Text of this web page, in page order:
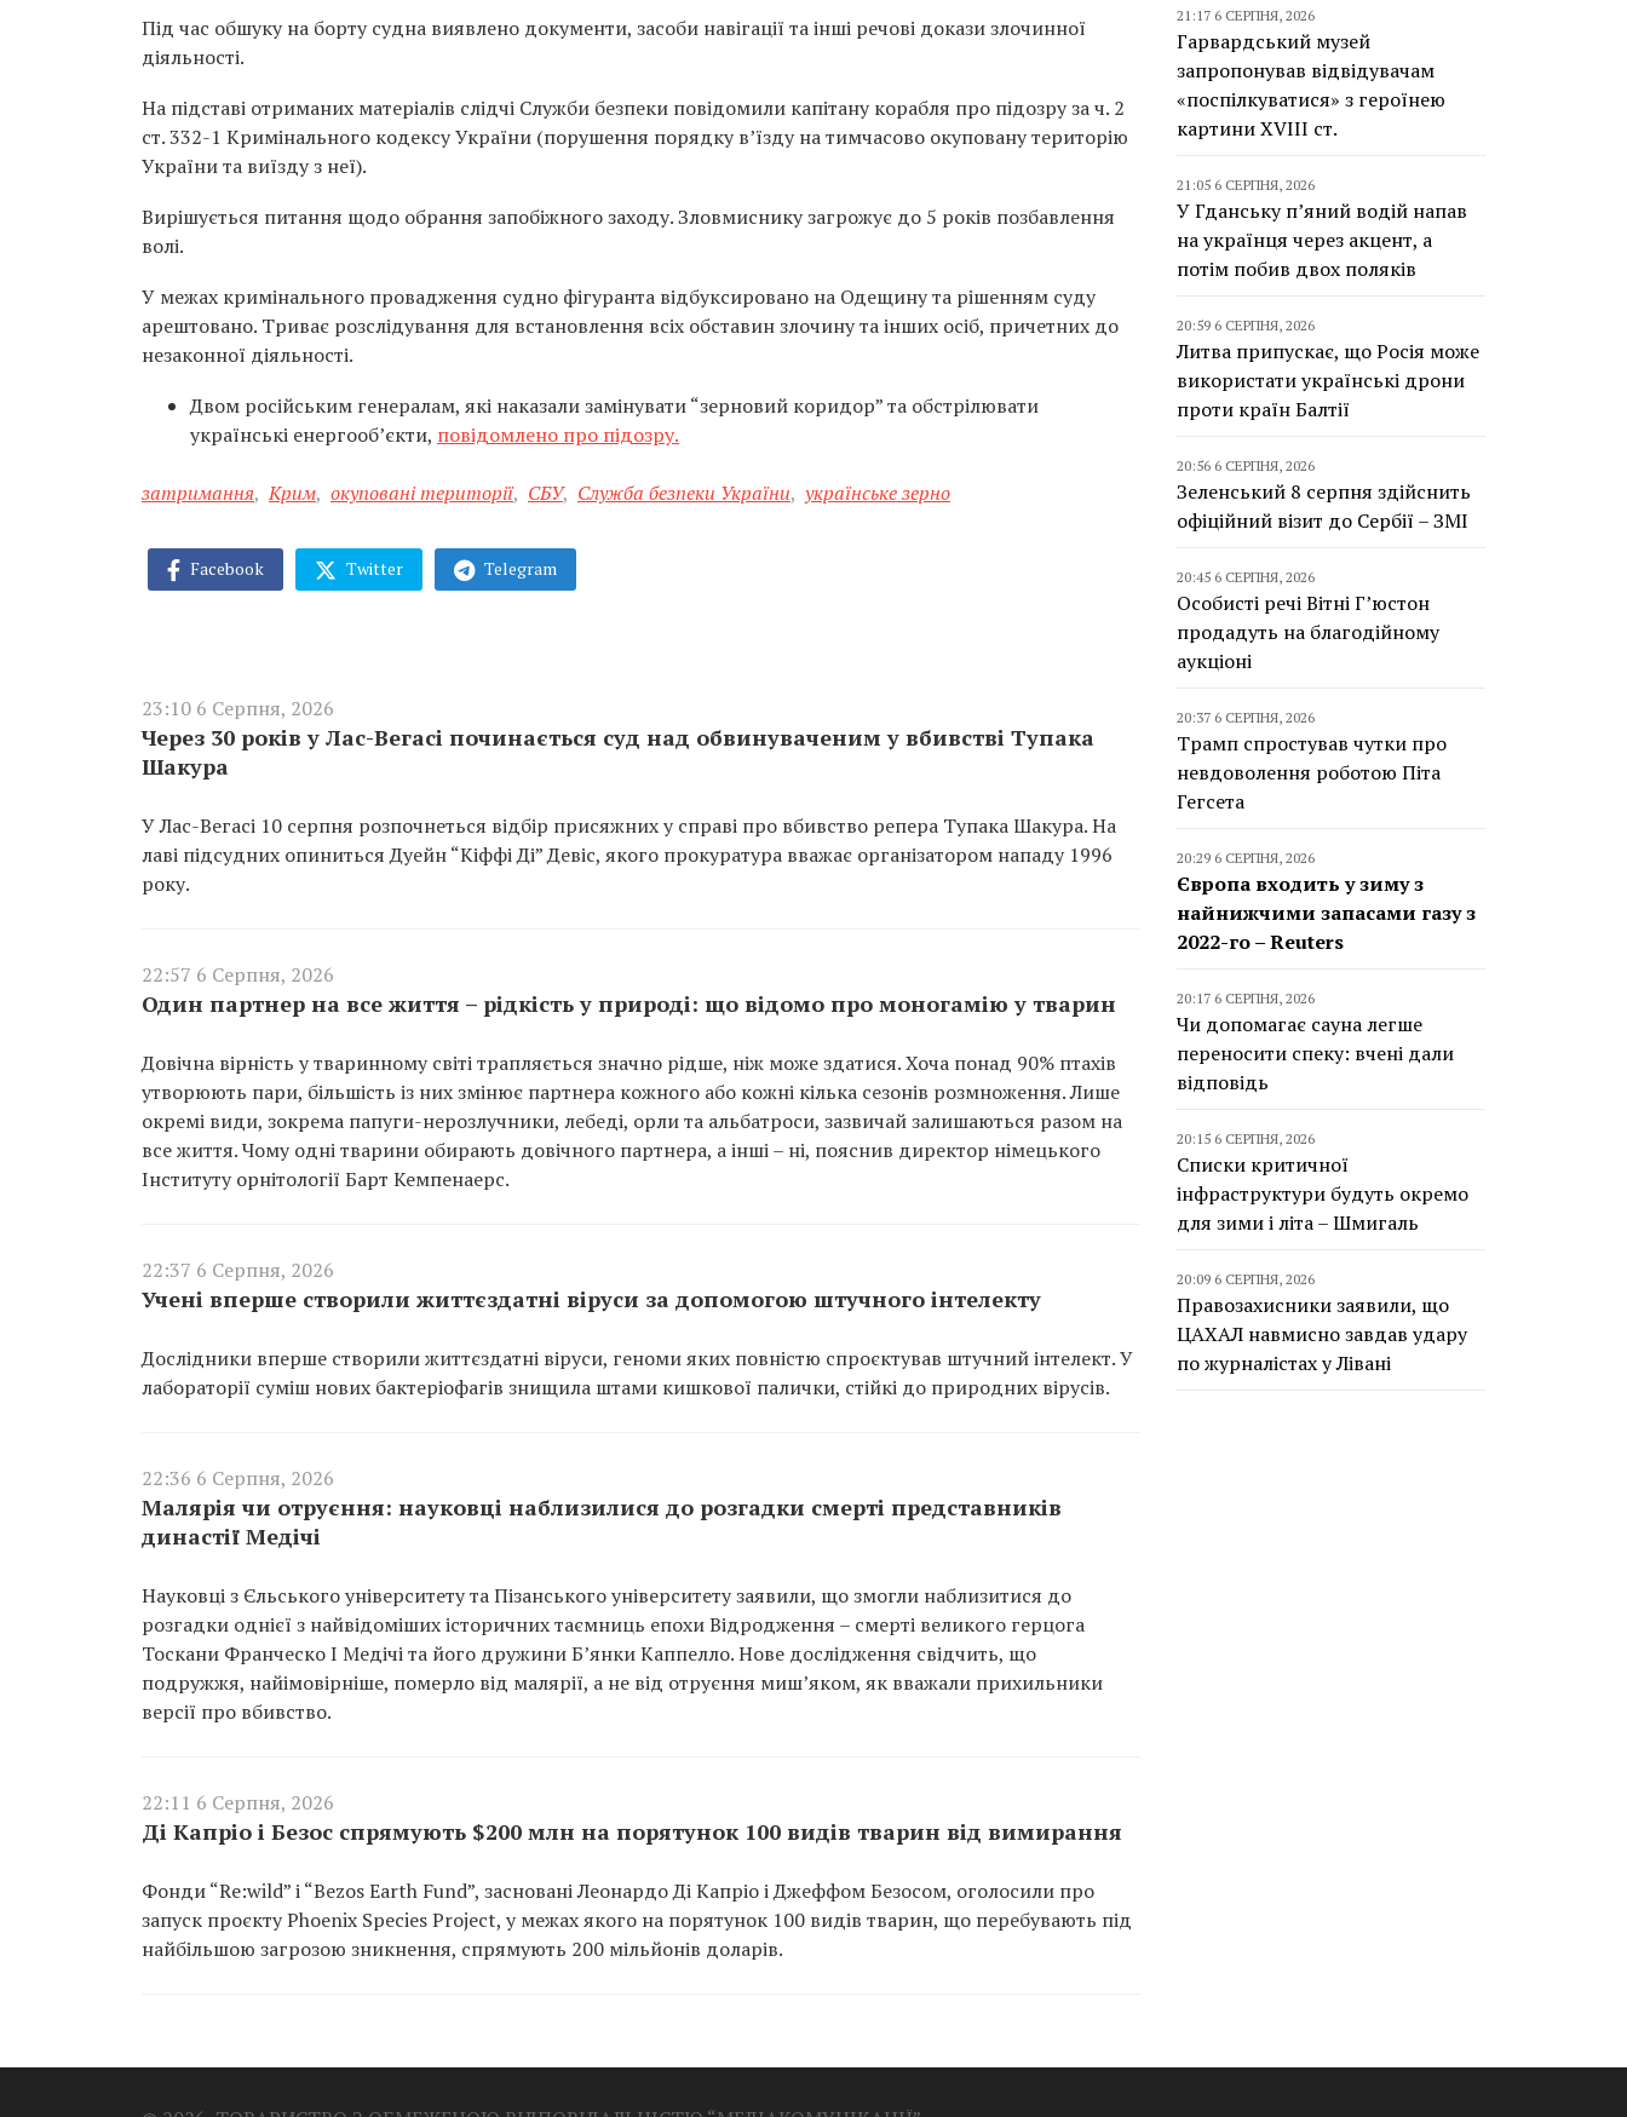
Під час обшуку на борту судна виявлено документи, засоби навігації та інші речові докази злочинної
діяльності.
На підставі отриманих матеріалів слідчі Служби безпеки повідомили капітану корабля про підозру за ч. 2
ст. 332-1 Кримінального кодексу України (порушення порядку в’їзду на тимчасово окуповану територію
України та виїзду з неї).
Вирішується питання щодо обрання запобіжного заходу. Зловмиснику загрожує до 5 років позбавлення
волі.
У межах кримінального провадження судно фігуранта відбуксировано на Одещину та рішенням суду
арештовано. Триває розслідування для встановлення всіх обставин злочину та інших осіб, причетних до
незаконної діяльності.
Двом російським генералам, які наказали замінувати “зерновий коридор” та обстрілювати
українські енергооб’єкти, повідомлено про підозру.
затримання, Крим, окуповані території, СБУ, Служба безпеки України, українське зерно
Facebook Twitter Telegram
23:10 6 Серпня, 2026
Через 30 років у Лас-Вегасі починається суд над обвинуваченим у вбивстві Тупака
Шакура
У Лас-Вегасі 10 серпня розпочнеться відбір присяжних у справі про вбивство репера Тупака Шакура. На
лаві підсудних опиниться Дуейн “Кіффі Ді” Девіс, якого прокуратура вважає організатором нападу 1996
року.
22:57 6 Серпня, 2026
Один партнер на все життя – рідкість у природі: що відомо про моногамію у тварин
Довічна вірність у тваринному світі трапляється значно рідше, ніж може здатися. Хоча понад 90% птахів
утворюють пари, більшість із них змінює партнера кожного або кожні кілька сезонів розмноження. Лише
окремі види, зокрема папуги-нерозлучники, лебеді, орли та альбатроси, зазвичай залишаються разом на
все життя. Чому одні тварини обирають довічного партнера, а інші – ні, пояснив директор німецького
Інституту орнітології Барт Кемпенаерс.
22:37 6 Серпня, 2026
Учені вперше створили життєздатні віруси за допомогою штучного інтелекту
Дослідники вперше створили життєздатні віруси, геноми яких повністю спроєктував штучний інтелект. У
лабораторії суміш нових бактеріофагів знищила штами кишкової палички, стійкі до природних вірусів.
22:36 6 Серпня, 2026
Малярія чи отруєння: науковці наблизилися до розгадки смерті представників
династії Медічі
Науковці з Єльського університету та Пізанського університету заявили, що змогли наблизитися до
розгадки однієї з найвідоміших історичних таємниць епохи Відродження – смерті великого герцога
Тоскани Франческо I Медічі та його дружини Б’янки Каппелло. Нове дослідження свідчить, що
подружжя, найімовірніше, померло від малярії, а не від отруєння миш’яком, як вважали прихильники
версії про вбивство.
22:11 6 Серпня, 2026
Ді Капріо і Безос спрямують $200 млн на порятунок 100 видів тварин від вимирання
Фонди “Re:wild” і “Bezos Earth Fund”, засновані Леонардо Ді Капріо і Джеффом Безосом, оголосили про
запуск проєкту Phoenix Species Project, у межах якого на порятунок 100 видів тварин, що перебувають під
найбільшою загрозою зникнення, спрямують 200 мільйонів доларів.
21:17 6 СЕРПНЯ, 2026
Гарвардський музей
запропонував відвідувачам
«поспілкуватися» з героїнею
картини XVIII ст.
21:05 6 СЕРПНЯ, 2026
У Гданську п’яний водій напав
на українця через акцент, а
потім побив двох поляків
20:59 6 СЕРПНЯ, 2026
Литва припускає, що Росія може
використати українські дрони
проти країн Балтії
20:56 6 СЕРПНЯ, 2026
Зеленський 8 серпня здійснить
офіційний візит до Сербії – ЗМІ
20:45 6 СЕРПНЯ, 2026
Особисті речі Вітні Г’юстон
продадуть на благодійному
аукціоні
20:37 6 СЕРПНЯ, 2026
Трамп спростував чутки про
невдоволення роботою Піта
Гегсета
20:29 6 СЕРПНЯ, 2026
Європа входить у зиму з
найнижчими запасами газу з
2022-го – Reuters
20:17 6 СЕРПНЯ, 2026
Чи допомагає сауна легше
переносити спеку: вчені дали
відповідь
20:15 6 СЕРПНЯ, 2026
Списки критичної
інфраструктури будуть окремо
для зими і літа – Шмигаль
20:09 6 СЕРПНЯ, 2026
Правозахисники заявили, що
ЦАХАЛ навмисно завдав удару
по журналістах у Лівані